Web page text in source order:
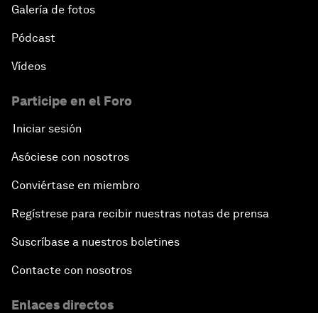
Galería de fotos
Pódcast
Vídeos
Participe en el Foro
Iniciar sesión
Asóciese con nosotros
Conviértase en miembro
Regístrese para recibir nuestras notas de prensa
Suscríbase a nuestros boletines
Contacte con nosotros
Enlaces directos